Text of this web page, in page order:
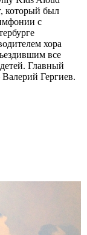
который был
с
хора
все
Главный
Гергиев.